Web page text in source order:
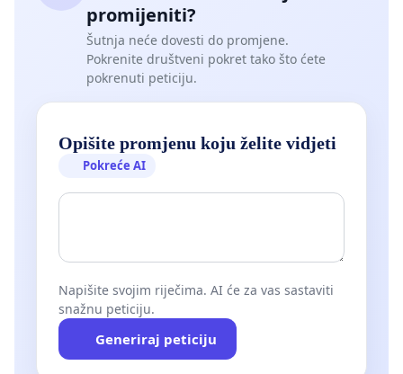
promijeniti?
Šutnja neće dovesti do promjene.
Pokrenite društveni pokret tako što ćete
pokrenuti peticiju.
Opišite promjenu koju želite vidjeti
Pokreće AI
Napišite svojim riječima. AI će za vas sastaviti
snažnu peticiju.
Generiraj peticiju